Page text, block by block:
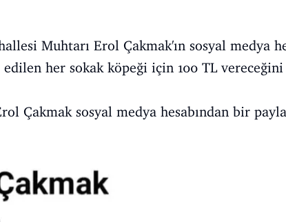
Muhtarı Erol Çakmak'ın sosyal medya
her sokak köpeği için 100 TL vereceğini
Çakmak sosyal medya hesabından bir